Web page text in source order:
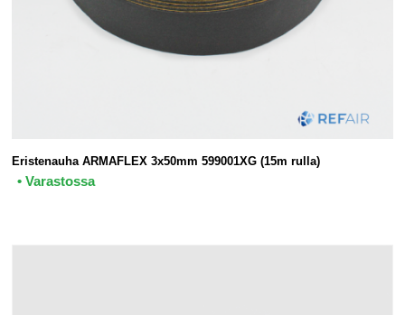
Eristenauha ARMAFLEX 3x50mm 599001XG (15m rulla)
• Varastossa